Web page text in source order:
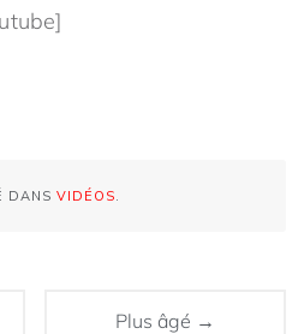
DANS VIDÉOS.
Plus âgé →